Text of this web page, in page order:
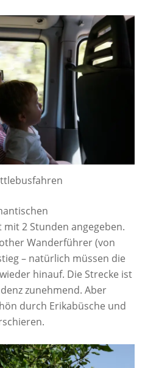
2 Stunden angegeben.
Wanderführer (von
– natürlich müssen die
hinauf. Die Strecke ist
zunehmend. Aber
durch Erikabüsche und